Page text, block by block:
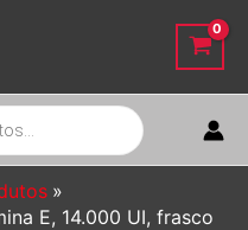
E, 14.000 UI, frasco